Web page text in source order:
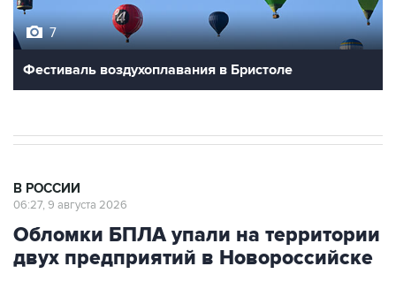
Фестиваль воздухоплавания в Бристоле
Обломки БПЛА упали на территории
двух предприятий в Новороссийске
Москва. 9 августа. INTERFAX.RU - Обломки